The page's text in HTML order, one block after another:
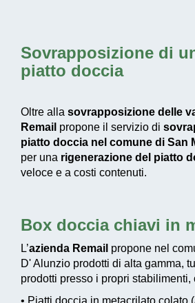
Sovrapposizione di
piatto doccia
Oltre alla sovrapposizione delle
Remail propone il servizio di
piatto doccia nel comune di San
per una rigenerazione del piatto
veloce e a costi contenuti.
Box doccia chiavi in
L’azienda Remail propone nel
D' Alunzio prodotti di alta gamma,
prodotti presso i propri stabilimenti,
• Piatti doccia in metacrilato colato